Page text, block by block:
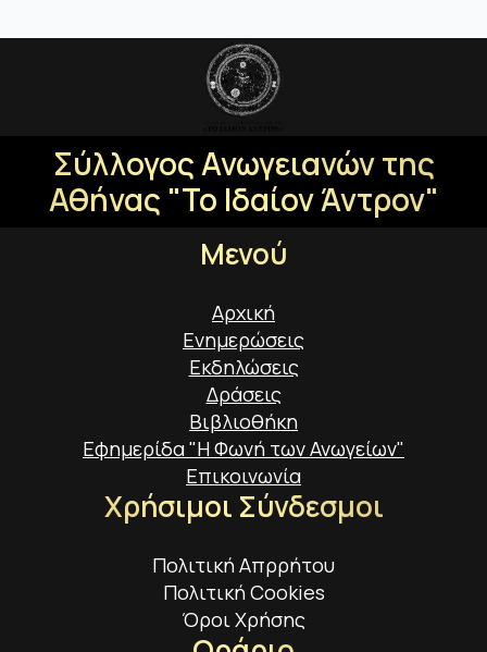
Σύλλογος Ανωγειανών της
Αθήνας "Το Ιδαίον Άντρον"
Μενού
Αρχική
Ενημερώσεις
Εκδηλώσεις
Δράσεις
Βιβλιοθήκη
Εφημερίδα "Η Φωνή των Ανωγείων"
Επικοινωνία
Χρήσιμοι Σύνδεσμοι
Πολιτική Απρρήτου
Πολιτική Cookies
Όροι Χρήσης